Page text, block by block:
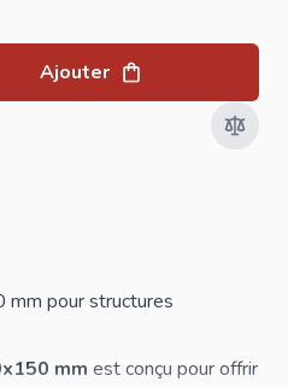
Ajouter
pour structures
mm est conçu pour offrir